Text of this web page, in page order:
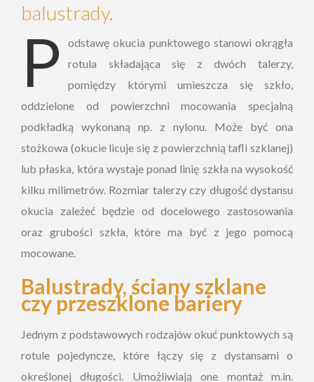
balustrady.
P
odstawę okucia punktowego stanowi okrągła
rotula składająca się z dwóch talerzy,
pomiędzy którymi umieszcza się szkło,
oddzielone od powierzchni mocowania specjalną
podkładką wykonaną np. z nylonu. Może być ona
stożkowa (okucie licuje się z powierzchnią tafli szklanej)
lub płaska, która wystaje ponad linię szkła na wysokość
kilku milimetrów. Rozmiar talerzy czy długość dystansu
okucia zależeć będzie od docelowego zastosowania
oraz grubości szkła, które ma być z jego pomocą
mocowane.
Balustrady, ściany szklane
czy przeszklone bariery
Jednym z podstawowych rodzajów okuć punktowych są
rotule pojedyncze, które łączy się z dystansami o
określonej długości. Umożliwiają one montaż m.in.